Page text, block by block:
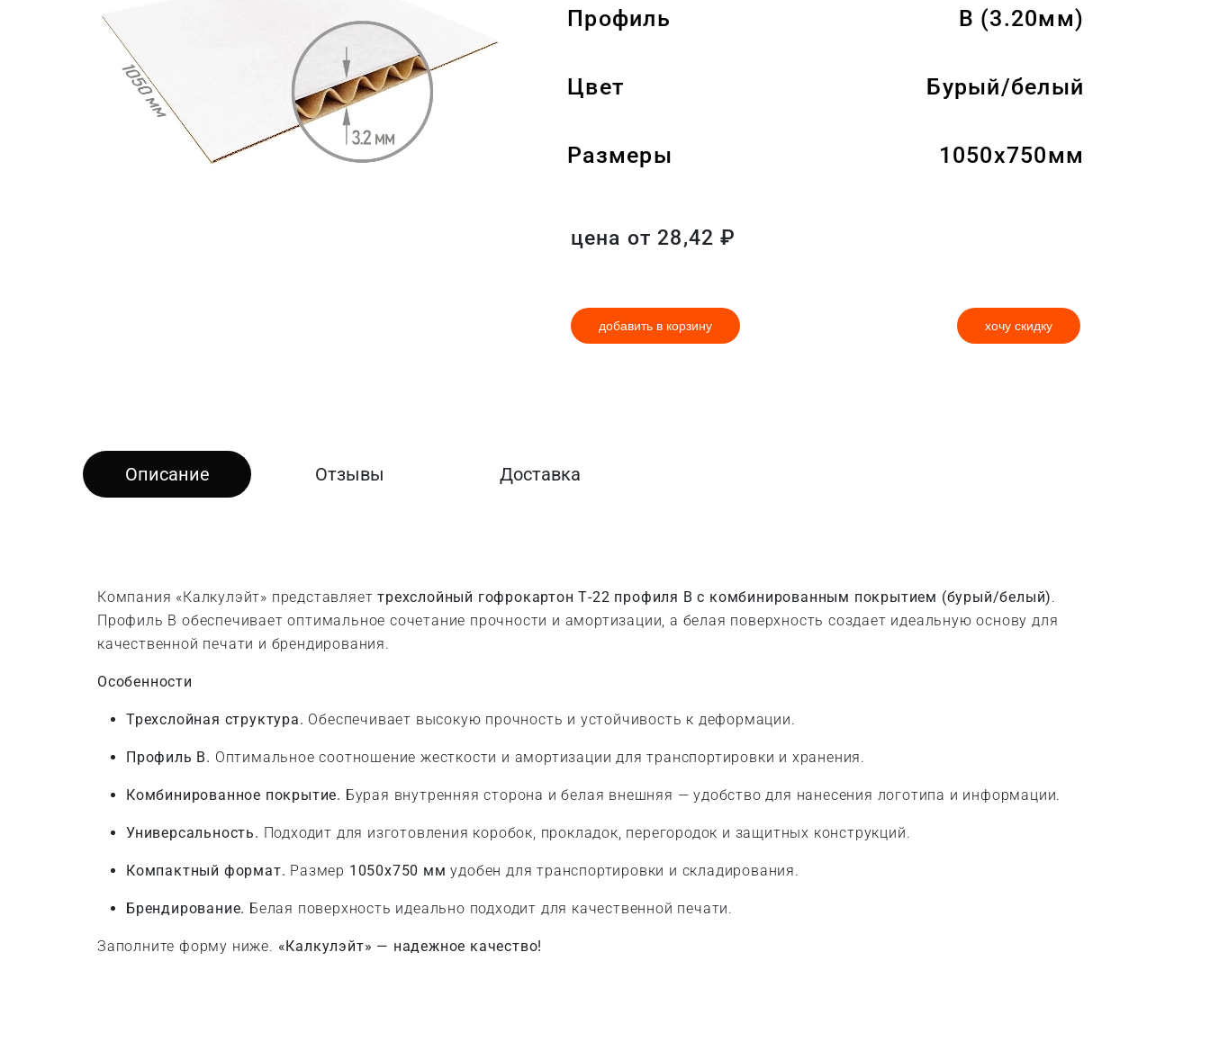
Профиль B (3.20мм)
Цвет Бурый/белый
Размеры 1050x750мм
цена от 28,42 ₽
добавить в корзину хочу скидку
Описание Отзывы Доставка
Компания «Калкулэйт» представляеттрехслойный гофрокартон Т-22 профиля B с комбинированным покрытием (бурый/белый).
Профиль B обеспечивает оптимальное сочетание прочности и амортизации, а белая поверхность создает идеальную основу для
качественной печати и брендирования.
Особенности
Трехслойная структура. Обеспечивает высокую прочность и устойчивость к деформации.
Профиль B. Оптимальное соотношение жесткости и амортизации для транспортировки и хранения.
Комбинированное покрытие. Бурая внутренняя сторона и белая внешняя — удобство для нанесения логотипа и информации.
Универсальность. Подходит для изготовления коробок, прокладок, перегородок и защитных конструкций.
Компактный формат. Размер 1050x750 мм удобен для транспортировки и складирования.
Брендирование. Белая поверхность идеально подходит для качественной печати.
Заполните форму ниже. «Калкулэйт» — надежное качество!